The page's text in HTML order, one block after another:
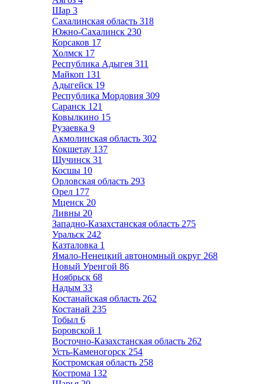
Шар 3
Сахалинская область 318
Южно-Сахалинск 230
Корсаков 17
Холмск 17
Республика Адыгея 311
Майкоп 131
Адыгейск 19
Республика Мордовия 309
Саранск 121
Ковылкино 15
Рузаевка 9
Акмолинская область 302
Кокшетау 137
Щучинск 31
Косшы 10
Орловская область 293
Орел 177
Мценск 20
Ливны 20
Западно-Казахстанская область 275
Уральск 242
Казталовка 1
Ямало-Ненецкий автономный округ 268
Новый Уренгой 86
Ноябрьск 68
Надым 33
Костанайская область 262
Костанай 235
Тобыл 6
Боровской 1
Восточно-Казахстанская область 262
Усть-Каменогорск 254
Костромская область 258
Кострома 132